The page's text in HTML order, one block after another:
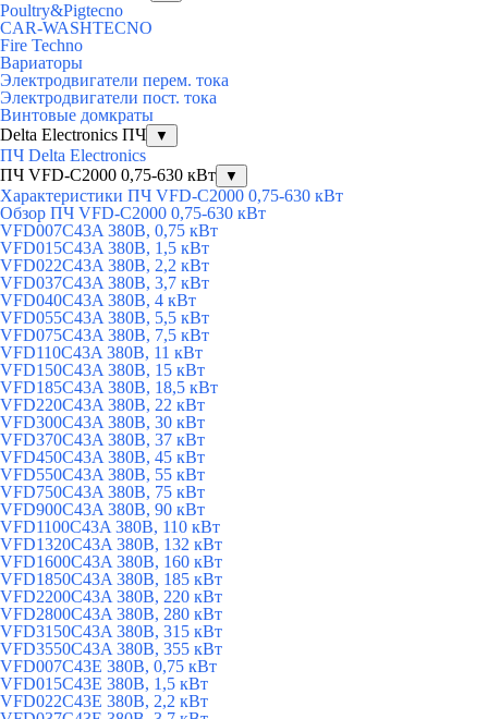
Poultry&Pigtecno
CAR-WASHTECNO
Fire Techno
Вариаторы
Электродвигатели перем. тока
Электродвигатели пост. тока
Винтовые домкраты
Delta Electronics ПЧ
▼
ПЧ Delta Electronics
ПЧ VFD-C2000 0,75-630 кВт
▼
Характеристики ПЧ VFD-C2000 0,75-630 кВт
Обзор ПЧ VFD-C2000 0,75-630 кВт
VFD007C43A 380В, 0,75 кВт
VFD015C43A 380В, 1,5 кВт
VFD022C43A 380В, 2,2 кВт
VFD037C43A 380В, 3,7 кВт
VFD040C43A 380В, 4 кВт
VFD055C43A 380В, 5,5 кВт
VFD075C43A 380В, 7,5 кВт
VFD110C43A 380В, 11 кВт
VFD150C43A 380В, 15 кВт
VFD185C43A 380В, 18,5 кВт
VFD220C43A 380В, 22 кВт
VFD300C43A 380В, 30 кВт
VFD370C43A 380В, 37 кВт
VFD450C43A 380В, 45 кВт
VFD550C43A 380В, 55 кВт
VFD750C43A 380В, 75 кВт
VFD900C43A 380В, 90 кВт
VFD1100C43A 380В, 110 кВт
VFD1320C43A 380В, 132 кВт
VFD1600C43A 380В, 160 кВт
VFD1850C43A 380В, 185 кВт
VFD2200C43A 380В, 220 кВт
VFD2800C43A 380В, 280 кВт
VFD3150C43A 380В, 315 кВт
VFD3550C43A 380В, 355 кВт
VFD007C43E 380В, 0,75 кВт
VFD015C43E 380В, 1,5 кВт
VFD022C43E 380В, 2,2 кВт